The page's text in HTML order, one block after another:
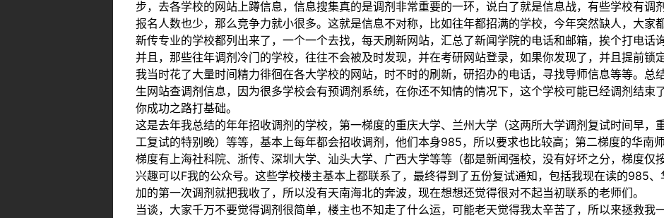
步，去各学校的网站上蹲信息，信息搜集真的是调剂非常重要的一环，说白了就是信息战，有些学校有调
报名人数也少，那么竞争力就小很多。这就是信息不对称，比如往年都招满的学校，今年突然缺人，大家
新传专业的学校都列出来了，一个一个去找，每天刷新网站，汇总了新闻学院的电话和邮箱，挨个打电话
并且，那些往年调剂冷门的学校，往往不会被及时发现，并在考研网站登录，如果你发现了，并且提前锁
我当时花了大量时间精力徘徊在各大学校的网站，时不时的刷新，研招办的电话，寻找导师信息等等。
生网站查调剂信息，因为很多学校会有预调剂系统，在你还不知情的情况下，这个学校可能已经调剂结
你成功之路打基础。
这是去年我总结的年年招收调剂的学校，第一梯度的重庆大学、兰州大学（这两所大学调剂复试时间早，
工复试的特别晚）等等，基本上每年都会招收调剂，他们本身985，所以要求也比较高；第二梯度的华南
梯度有上海社科院、浙传、深圳大学、汕头大学、广西大学等等（都是新闻强校，没有好坏之分，梯度仅
兴趣可以F我的公众号。这些学校楼主基本上都联系了，最终得到了五份复试通知，包括我现在读的985
加的第一次调剂就把我收了，所以没有天南海北的奔波，现在想想还觉得很对不起当初联系的老师们。
当谈，大家千万不要觉得调剂很简单，楼主也不知走了什么运，可能老天觉得我太辛苦了，所以来拯救